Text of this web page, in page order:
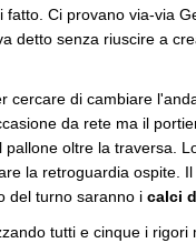
Ci provano via-via
detto senza riuscire a
cercare di cambiare
da rete ma il
oltre la traversa.
la retroguardia ospite.
del turno saranno i calci
tutti e cinque i rigori